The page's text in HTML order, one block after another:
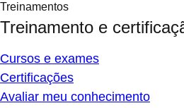
Treinamentos
Treinamento e
Cursos e exames
Certificações
Avaliar meu conhecimento